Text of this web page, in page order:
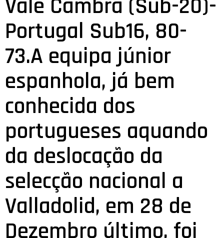
Vale Cambra (Sub-20)-
Portugal Sub16, 80-
73.A equipa júnior
espanhola, já bem
conhecida dos
portugueses aquando
da deslocação da
selecção nacional a
Valladolid, em 28 de
Dezembro último, foi